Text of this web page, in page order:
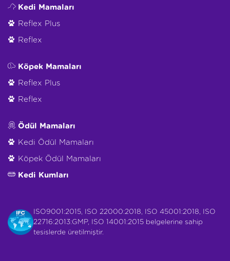
Kedi Mamaları
Reflex Plus
Reflex
Köpek Mamaları
Reflex Plus
Reflex
Ödül Mamaları
Kedi Ödül Mamaları
Köpek Ödül Mamaları
Kedi Kumları
ISO9001:2015, ISO 22000:2018, ISO 45001:2018, ISO
22716:2013:GMP, ISO 14001:2015 belgelerine sahip
tesislerde üretilmiştir.